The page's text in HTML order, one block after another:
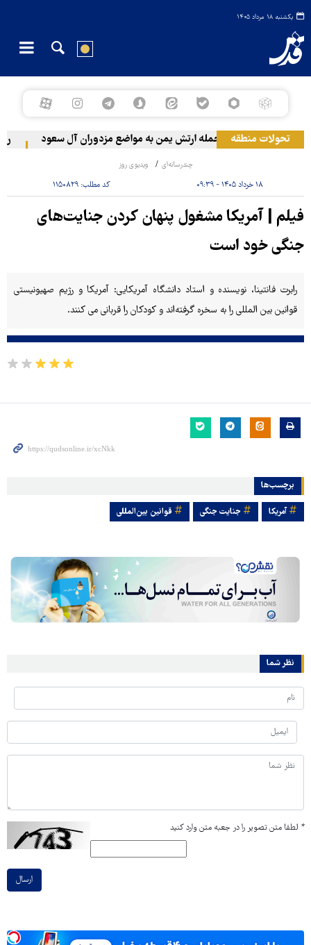
یکشنبه ۱۸ مرداد ۱۴۰۵
تحولات منطقه حمله ارتش یمن به مواضع مزدوران آل سعود رویترز:
چندرسانه‌ای ویدیوی روز
۱۸ خرداد ۱۴۰۵ - ۰۹:۳۹ کد مطلب:۱۱۵۰۸۲۹
فیلم | آمریکا مشغول پنهان کردن جنایت‌های
جنگی خود است
رابرت فانتینا، نویسنده و استاد دانشگاه آمریکایی: آمریکا و رژیم صهیونیستی
قوانین بین المللی را به سخره گرفته‌اند و کودکان را قربانی می کنند.
برچسب‌ها
آمریکا جنایت جنگی قوانین بین‌المللی
نظر شما
* لطفا متن تصویر را در جعبه متن وارد کنید
ارسال